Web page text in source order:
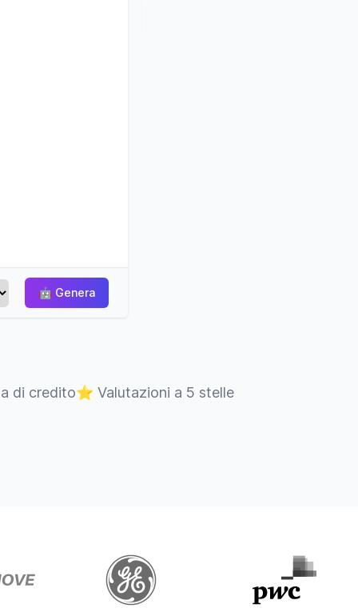
🤖 Genera
di credito⭐ Valutazioni a 5 stelle